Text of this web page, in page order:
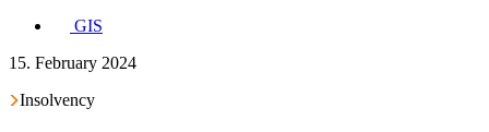
GIS
15. February 2024
Insolvency